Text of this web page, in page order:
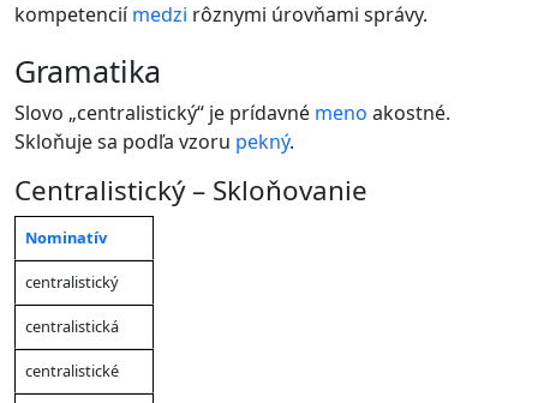
kompetenciímedzi rôznymi úrovňami správy.
gramatika
Slovo „centralistický“ je prídavné meno akostné.
Skloňuje sa podľa vzoru pekný.
Centralistický – Skloňovanie
Pád
Jednotné
číslo
(mužský
rod)
Nominatív
centralistický
centralistická
centralistické